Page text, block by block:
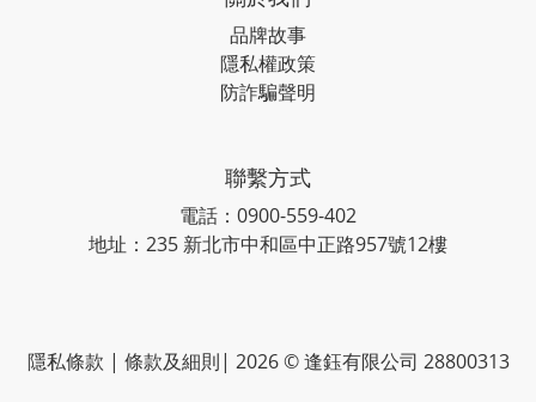
品牌故事
隱私權政策
防詐騙聲明
聯繫方式
電話：0900-559-402
地址：235 新北市中和區中正路957號12樓
隱私條款 | 條款及細則| 2026 © 逢鈺有限公司 28800313